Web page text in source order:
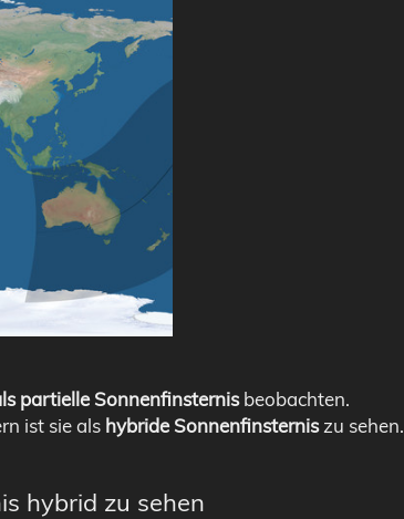
partielle Sonnenfinsternisbeobachten.
ist sie als hybride Sonnenfinsterniszu sehen.
hybrid zu sehen